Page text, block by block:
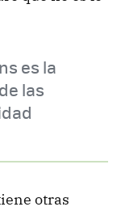
es la
las
otras